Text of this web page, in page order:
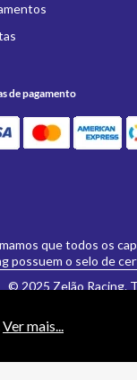
Ver mais...
de pagamento
que todos os
possuem o selo de
© 2025 Zelão Racing.
e aceitos não